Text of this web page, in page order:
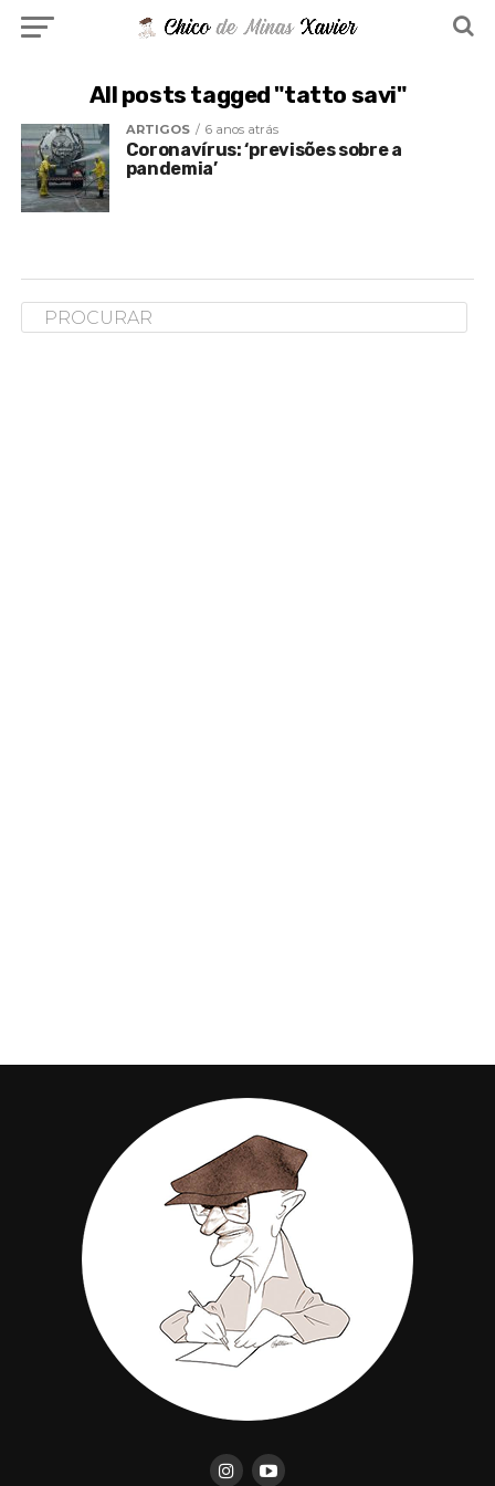
All posts tagged "tatto savi"
ARTIGOS 6 anos atrás
Coronavírus: ‘previsões sobre a
pandemia’